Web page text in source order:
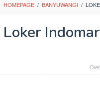
HOMEPAGE / BANYUWANGI /
Loker